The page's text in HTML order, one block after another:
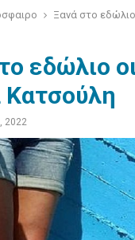
Ξανά στο
εδώλιο
2022